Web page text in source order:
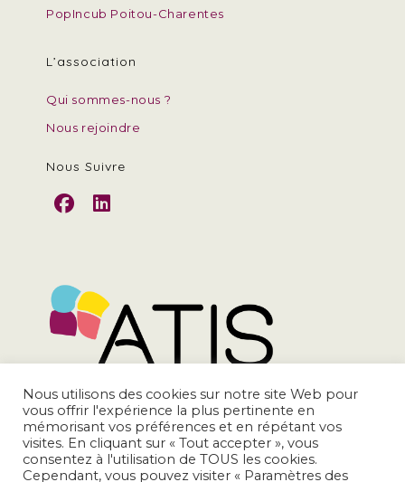
PopIncub Poitou-Charentes
L’association
Qui sommes-nous ?
Nous rejoindre
Nous Suivre
un
nouvel
onglet
un
nouvel
onglet
contact@atis-asso.org
Nous utilisons des cookies sur notre site Web pour
vous offrir l'expérience la plus pertinente en
mémorisant vos préférences et en répétant vos
visites. En cliquant sur « Tout accepter », vous
consentez à l'utilisation de TOUS les cookies.
Cependant, vous pouvez visiter « Paramètres des